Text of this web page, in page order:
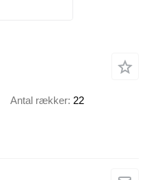
Antal rækker 22